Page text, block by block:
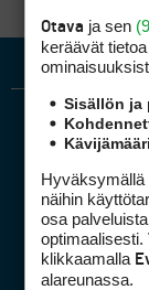
Otava ja sen
keräävät
Sisällön ja
Hyväksymällä
näihin
osa
optimaalisesti.
klikkaamalla
alareunassa.